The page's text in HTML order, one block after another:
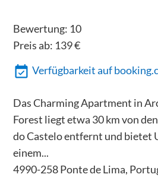
Bewertung: 10
Preis ab: 139€
Verfügbarkeit auf
Das Charming Apartment in
Forest liegt etwa 30 km von
do Castelo entfernt und bietet
einem...
4990-258 Ponte de Lima,